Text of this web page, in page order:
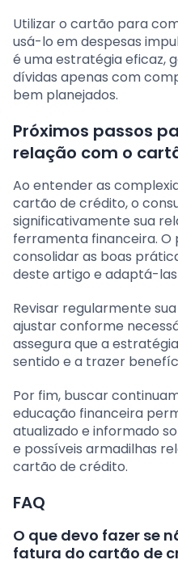
Utilizar o cartão para
usá-lo em despesas
é uma estratégia eficaz,
dívidas apenas com
bem planejados.
Próximos passos
relação com o
Ao entender as
cartão de crédito, o
significativamente sua
ferramenta financeira. O
consolidar as boas
deste artigo e adaptá-las
Revisar regularmente
ajustar conforme
assegura que a
sentido e a trazer
Por fim, buscar
educação financeira
atualizado e informado
e possíveis armadilhas
cartão de crédito.
FAQ
O que devo fazer se
fatura do cartão de